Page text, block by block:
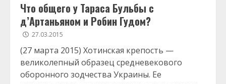
Что общего у Тараса Бульбы с
д’Артаньяном и Робин Гудом?
27.03.2015
(27 марта 2015) Хотинская крепость —
великолепный образец средневекового
оборонного зодчества Украины. Ее